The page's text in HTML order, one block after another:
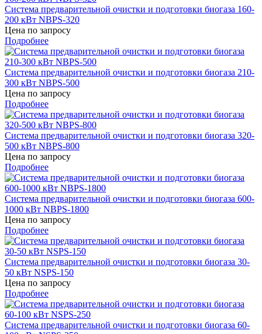
Система предварительной очистки и подготовки биогаза 160-
200 кВт NBPS-320
Цена по запросу
Подробнее
Система предварительной очистки и подготовки биогаза 210-
300 кВт NBPS-500
Цена по запросу
Подробнее
Система предварительной очистки и подготовки биогаза 320-
500 кВт NBPS-800
Цена по запросу
Подробнее
Система предварительной очистки и подготовки биогаза 600-
1000 кВт NBPS-1800
Цена по запросу
Подробнее
Система предварительной очистки и подготовки биогаза 30-
50 кВт NSPS-150
Цена по запросу
Подробнее
Система предварительной очистки и подготовки биогаза 60-